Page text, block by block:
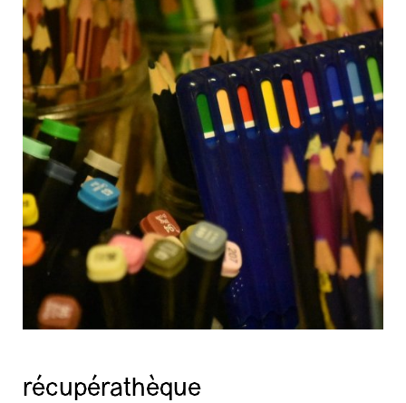
récupérathèque